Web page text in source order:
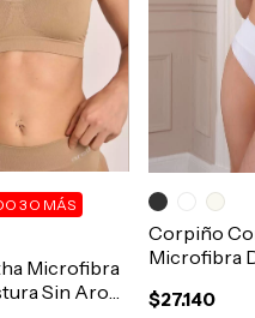
Microfibra
Sin Aro
3 O MÁS
Corpiño
Microfibra
90 al 120
$27.140